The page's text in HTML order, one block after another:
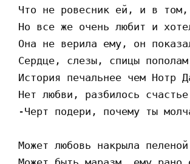
Что не ровесник ей, и в
Но все же очень любит и
Она не верила ему, он
Cердце, слезы, спицы
История печальнее чем Нотр
Нет любви, разбилось
-Черт подери, почему ты
Может любовь накрыла